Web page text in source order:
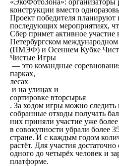
«ЭкоФотоЗона»: организаторы
конструкции вместо
Проект победителя планируют
последующих мероприятиях,
Сбер примет активное
Петербургском
(ПМЭФ) и Осеннем Кубке
Чистые Игры
— это командные
парках,
лесах
и на улицах и
сортировке вторсырья
. За ходом игры можно
собранные отходы получать
них приняли участие уже
в совокупности убрали более
стране. И с каждым годом
растёт. Для участия
одного до четырёх человек и
платформе.